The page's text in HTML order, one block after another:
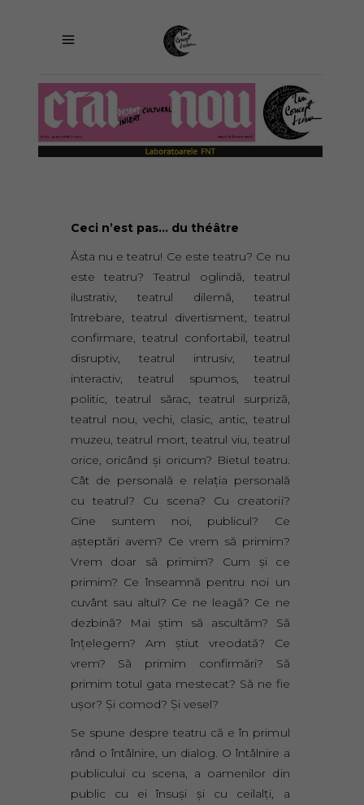
Ceci n’est pas… du théâtre
Ăsta nu e teatru! Ce este teatru? Ce nu
este teatru? Teatrul oglindă, teatrul
ilustrativ, teatrul dilemă, teatrul
întrebare, teatrul divertisment, teatrul
confirmare, teatrul confortabil, teatrul
disruptiv, teatrul intrusiv, teatrul
interactiv, teatrul spumos, teatrul
politic, teatrul sărac, teatrul surpriză,
teatrul nou, vechi, clasic, antic, teatrul
muzeu, teatrul mort, teatrul viu, teatrul
orice, oricând şi oricum? Bietul teatru.
Cât de personală e relaţia personală
cu teatrul? Cu scena? Cu creatorii?
Cine suntem noi, publicul? Ce
aşteptări avem? Ce vrem să primim?
Vrem doar să primim? Cum şi ce
primim? Ce înseamnă pentru noi un
cuvânt sau altul? Ce ne leagă? Ce ne
dezbină? Mai ştim să ascultăm? Să
înţelegem? Am ştiut vreodată? Ce
vrem? Să primim confirmări? Să
primim totul gata mestecat? Să ne fie
uşor? Şi comod? Şi vesel?
Se spune despre teatru că e în primul
rând o întâlnire, un dialog. O întâlnire a
publicului cu scena, a oamenilor din
public cu ei însuşi şi cu ceilalţi, a